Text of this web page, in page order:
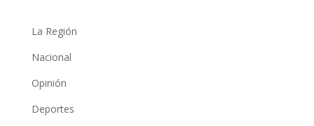
La Región
Nacional
Opinión
Deportes